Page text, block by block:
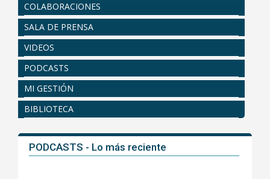
COLABORACIONES
SALA DE PRENSA
VIDEOS
PODCASTS
MI GESTIÓN
BIBLIOTECA
PODCASTS - Lo más reciente